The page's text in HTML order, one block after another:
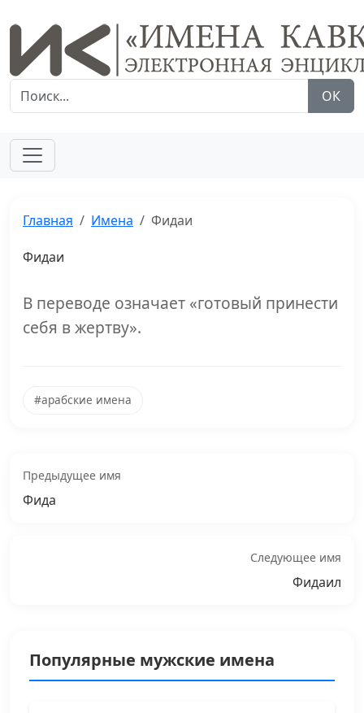
ОК
Главная Имена Фидаи
Фидаи
В переводе означает «готовый принести
себя в жертву».
#арабские имена
Предыдущее имя
Фида
Следующее имя
Фидаил
Популярные мужские имена